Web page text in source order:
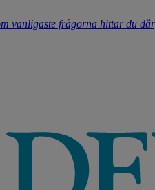
vanligaste frågorna hittar du